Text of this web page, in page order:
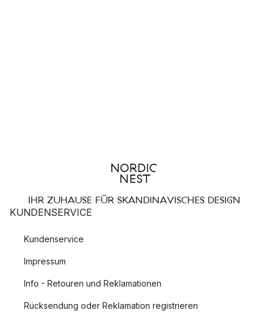
IHR ZUHAUSE FÜR SKANDINAVISCHES DESIGN
KUNDENSERVICE
Kundenservice
Impressum
Info - Retouren und Reklamationen
Rücksendung oder Reklamation registrieren